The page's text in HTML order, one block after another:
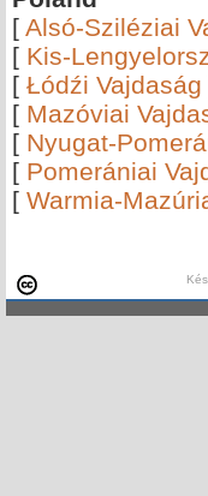
[ Alsó-Sziléziai
[ Kis-
[ Łódźi Vajdaság
[ Mazóviai
[ Nyugat-
[ Pomerániai
[ Warmia-